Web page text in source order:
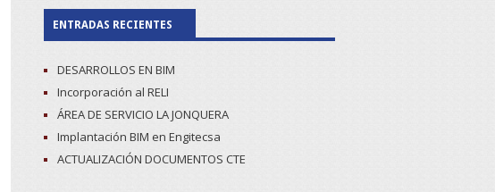
ENTRADAS RECIENTES
DESARROLLOS EN BIM
Incorporación al RELI
ÁREA DE SERVICIO LA JONQUERA
Implantación BIM en Engitecsa
ACTUALIZACIÓN DOCUMENTOS CTE